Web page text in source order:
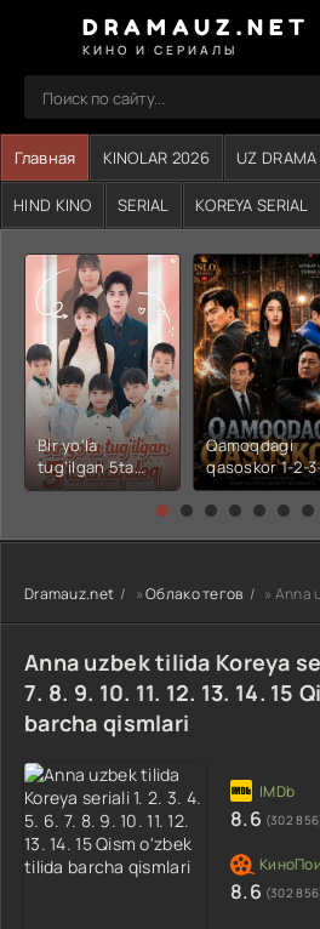
DRAMAUZ.NET
КИНО И СЕРИАЛЫ
Главная KINOLAR 2026 UZ DRAMA
HIND KINO SERIAL KOREYA SERIAL
Bir yo'la
tug'ilgan 5ta
chaqaloq 1-2-3-
seriali uzbek
tilida Barcha
skachat
Qamoqdagi
qasoskor 1-2-
4-5-6-7-10-20-
30-50-60-70-
tilida Barcha
qismlar 2026
Dramauz.net »Облако тегов » Anna uzbek tilida
Anna uzbek tilida Koreya
7. 8. 9. 10. 11. 12. 13. 14. 15
barcha qismlari
8.6 (302
8.6 (302